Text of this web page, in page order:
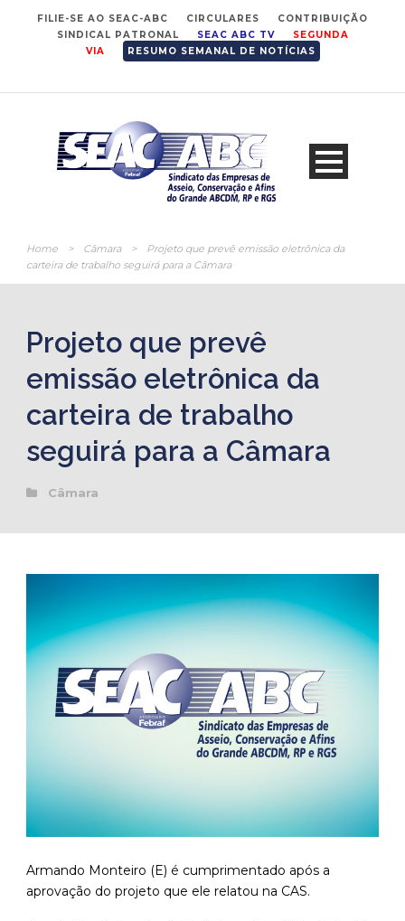
FILIE-SE AO SEAC-ABC CIRCULARES
CONTRIBUIÇÃO
SINDICAL PATRONAL
SEAC ABC TV
SEGUNDA
VIA
RESUMO SEMANAL DE NOTÍCIAS
Home > Câmara >
Projeto que prevê emissão eletrônica da
carteira de trabalho seguirá para a Câmara
Projeto que prevê
emissão eletrônica da
carteira de trabalho
seguirá para a Câmara
Câmara
Armando Monteiro (E) é cumprimentado após a
aprovação do projeto que ele relatou na CAS.